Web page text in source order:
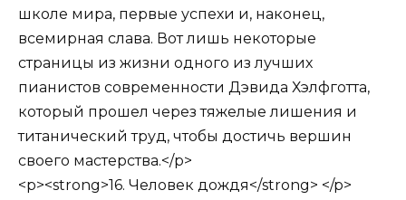
школе мира, первые успехи и, наконец,
всемирная слава. Вот лишь некоторые
страницы из жизни одного из лучших
пианистов современности Дэвида Хэлфготта,
который прошел через тяжелые лишения и
титанический труд, чтобы достичь вершин
своего мастерства.</p>
<p><strong>16. Человек дождя</strong> </p>